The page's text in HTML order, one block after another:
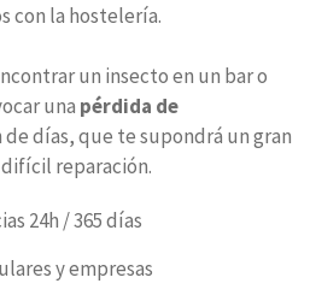
con la hostelería.
un insecto en un bar o
una pérdida de
días, que te supondrá un gran
reparación.
24h / 365 días
y empresas